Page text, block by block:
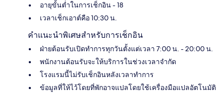
อายุขั้นต่ำในการเช็กอิน - 18
เวลาเช็กเอาต์คือ 10:30 น.
คำแนะนำพิเศษสำหรับการเช็กอิน
ฝ่ายต้อนรับเปิดทำการทุกวันตั้งแต่เวลา 7:00 น. - 20:00 น.
พนักงานต้อนรับจะให้บริการในช่วงเวลาจำกัด
โรงแรมนี้ไม่รับเช็กอินหลังเวลาทำการ
ข้อมูลที่ให้ไว้โดยที่พักอาจแปลโดยใช้เครื่องมือแปลอัตโนมัติ